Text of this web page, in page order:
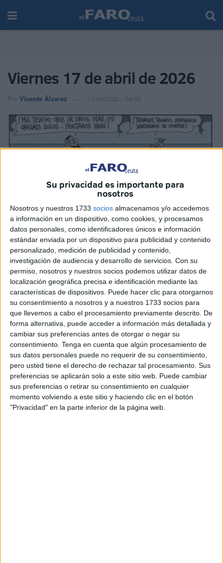
Su privacidad es importante para
nosotros
Nosotros y nuestros 1733 socios almacenamos y/o accedemos
a información en un dispositivo, como cookies, y procesamos
datos personales, como identificadores únicos e información
estándar enviada por un dispositivo para publicidad y contenido
personalizado, medición de publicidad y contenido,
investigación de audiencia y desarrollo de servicios. Con su
permiso, nosotros y nuestros socios podemos utilizar datos de
localización geográfica precisa e identificación mediante las
características de dispositivos. Puede hacer clic para otorgarnos
su consentimiento a nosotros y a nuestros 1733 socios para
que llevemos a cabo el procesamiento previamente descrito. De
forma alternativa, puede acceder a información más detallada y
cambiar sus preferencias antes de otorgar o negar su
consentimiento. Tenga en cuenta que algún procesamiento de
sus datos personales puede no requerir de su consentimiento,
pero usted tiene el derecho de rechazar tal procesamiento. Sus
preferencias se aplicarán solo a este sitio web. Puede cambiar
sus preferencias o retirar su consentimiento en cualquier
momento volviendo a este sitio y haciendo clic en el botón
"Privacidad" en la parte inferior de la página web.
Viernes 17 de abril de 2026
Por Vicente Álvarez 17/04/2026 - 04:05
RelatedPosts
Qué pena, qué pena
HACE 4 HORAS
Defender a Ceuta, está por encima de las
siglas
HACE 4 HORAS
¡Rápido, rápido!: las mafias se forran
sacando inmigrantes de Ceuta
HACE 5 HORAS
Un inmigrante intenta la entrada en
Ceuta desde Marruecos en parapente